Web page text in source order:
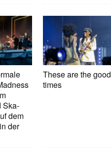
Ska-
dem
der
These are the good
times